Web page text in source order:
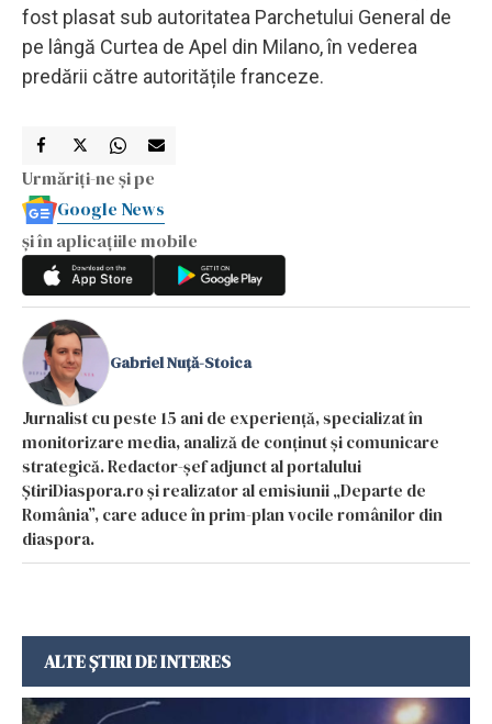
fost plasat sub autoritatea Parchetului General de
pe lângă Curtea de Apel din Milano, în vederea
predării către autoritățile franceze.
Urmăriți-ne și pe
Google News
și în aplicațiile mobile
Gabriel Nuță-Stoica
Jurnalist cu peste 15 ani de experiență, specializat în
monitorizare media, analiză de conținut și comunicare
strategică. Redactor-șef adjunct al portalului
ȘtiriDiaspora.ro și realizator al emisiunii „Departe de
România”, care aduce în prim-plan vocile românilor din
diaspora.
ALTE ȘTIRI DE INTERES